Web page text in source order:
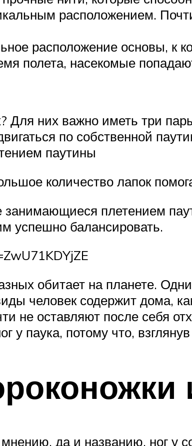
расположением.
расположение основы, к
полета, насекомые
Для них важно иметь три
по собственной
паутины
количество лапок
плетением
успешно балансировать.
обитает на планете.
человек содержит дома,
не оставляют после себя
у паука, потому что,
да и названию, ног у